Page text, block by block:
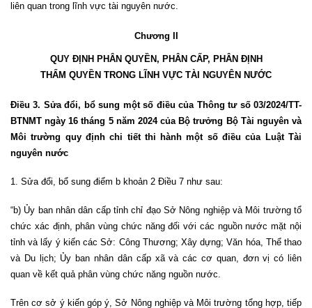
liên quan trong lĩnh vực tài nguyên nước.
Chương II
QUY ĐỊNH PHÂN QUYỀN, PHÂN CẤP, PHÂN ĐỊNH
THẨM QUYỀN TRONG LĨNH VỰC TÀI NGUYÊN NƯỚC
Điều 3. Sửa đổi, bổ sung một số điều của Thông tư số 03/2024/TT-
BTNMT ngày 16 tháng 5 năm 2024 của Bộ trưởng Bộ Tài nguyên và
Môi trường quy định chi tiết thi hành một số điều của Luật Tài
nguyên nước
1. Sửa đổi, bổ sung điểm b khoản 2 Điều 7 như sau:
“b) Ủy ban nhân dân cấp tỉnh chỉ đạo Sở Nông nghiệp và Môi trường tổ
chức xác định, phân vùng chức năng đối với các nguồn nước mặt nội
tỉnh và lấy ý kiến các Sở: Công Thương; Xây dựng; Văn hóa, Thể thao
và Du lịch; Ủy ban nhân dân cấp xã và các cơ quan, đơn vị có liên
quan về kết quả phân vùng chức năng nguồn nước.
Trên cơ sở ý kiến góp ý, Sở Nông nghiệp và Môi trường tổng hợp, tiếp